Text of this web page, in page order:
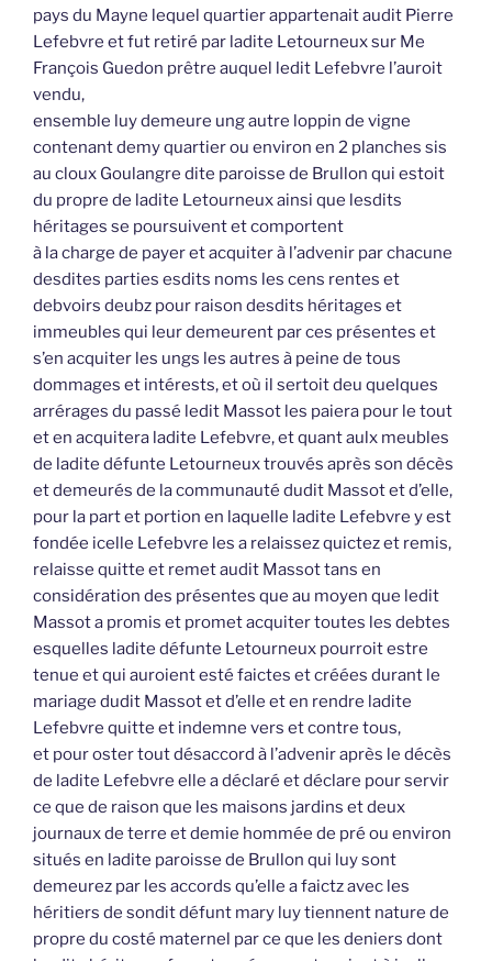
pays du Mayne lequel quartier appartenait audit Pierre
Lefebvre et fut retiré par ladite Letourneux sur Me
François Guedon prêtre auquel ledit Lefebvre l’auroit
vendu,
ensemble luy demeure ung autre loppin de vigne
contenant demy quartier ou environ en 2 planches sis
au cloux Goulangre dite paroisse de Brullon qui estoit
du propre de ladite Letourneux ainsi que lesdits
héritages se poursuivent et comportent
à la charge de payer et acquiter à l’advenir par chacune
desdites parties esdits noms les cens rentes et
debvoirs deubz pour raison desdits héritages et
immeubles qui leur demeurent par ces présentes et
s’en acquiter les ungs les autres à peine de tous
dommages et intérests, et où il sertoit deu quelques
arrérages du passé ledit Massot les paiera pour le tout
et en acquitera ladite Lefebvre, et quant aulx meubles
de ladite défunte Letourneux trouvés après son décès
et demeurés de la communauté dudit Massot et d’elle,
pour la part et portion en laquelle ladite Lefebvre y est
fondée icelle Lefebvre les a relaissez quictez et remis,
relaisse quitte et remet audit Massot tans en
considération des présentes que au moyen que ledit
Massot a promis et promet acquiter toutes les debtes
esquelles ladite défunte Letourneux pourroit estre
tenue et qui auroient esté faictes et créées durant le
mariage dudit Massot et d’elle et en rendre ladite
Lefebvre quitte et indemne vers et contre tous,
et pour oster tout désaccord à l’advenir après le décès
de ladite Lefebvre elle a déclaré et déclare pour servir
ce que de raison que les maisons jardins et deux
journaux de terre et demie hommée de pré ou environ
situés en ladite paroisse de Brullon qui luy sont
demeurez par les accords qu’elle a faictz avec les
héritiers de sondit défunt mary luy tiennent nature de
propre du costé maternel par ce que les deniers dont